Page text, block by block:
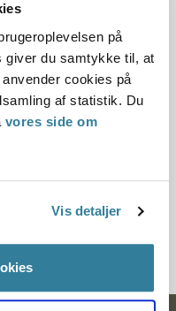
på
giver du samtykke til, at
cookies på
af statistik. Du
vores side om
Vis detaljer
den 8.
af